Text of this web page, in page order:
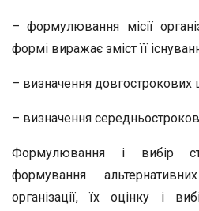
– формулювання місії
формі виражає зміст її
– визначення довгострокових
– визначення
Формулювання і вибір
формування
організації, їх оцінку і